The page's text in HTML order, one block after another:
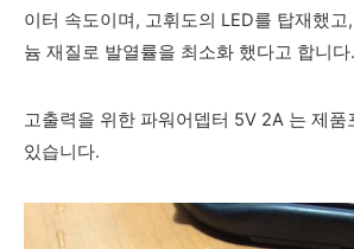
이터 속도이며, 고휘도의 LED를 탑재했고
늄 재질로 발열률을 최소화 했다고 합니다.
고출력을 위한 파워어뎁터 5V 2A 는 제품
있습니다.